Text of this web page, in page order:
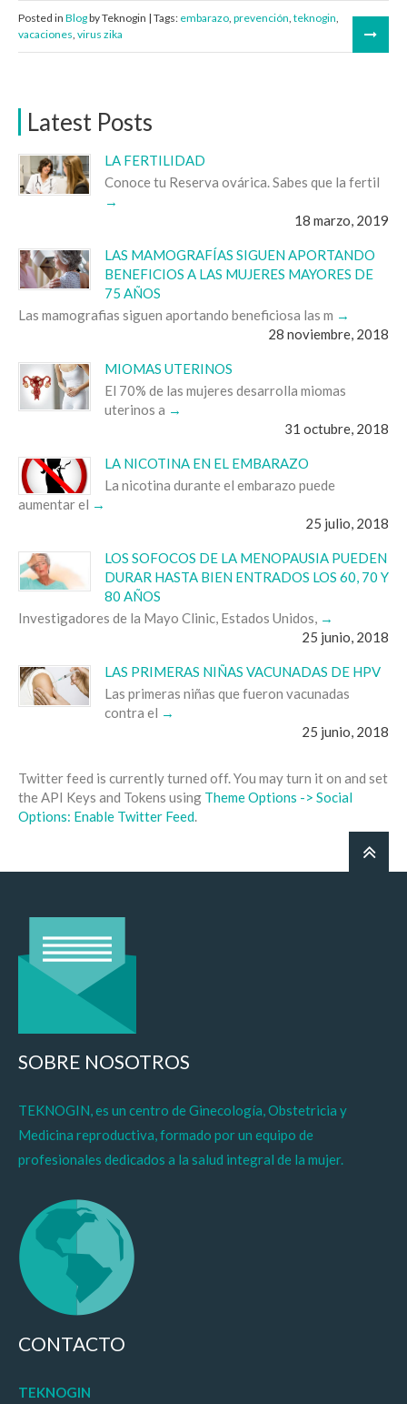
Latest Posts
LA FERTILIDAD
Conoce tu Reserva ovárica. Sabes que la fertil
18 marzo, 2019
LAS MAMOGRAFÍAS SIGUEN APORTANDO
BENEFICIOS A LAS MUJERES MAYORES DE
75 AÑOS
Las mamografias siguen aportando beneficiosa las m
28 noviembre, 2018
MIOMAS UTERINOS
El 70% de las mujeres desarrolla miomas
uterinos a
31 octubre, 2018
LA NICOTINA EN EL EMBARAZO
La nicotina durante el embarazo puede
aumentar el
25 julio, 2018
LOS SOFOCOS DE LA MENOPAUSIA PUEDEN
DURAR HASTA BIEN ENTRADOS LOS 60, 70 Y
80 AÑOS
Investigadores de la Mayo Clinic, Estados Unidos,
25 junio, 2018
LAS PRIMERAS NIÑAS VACUNADAS DE HPV
Las primeras niñas que fueron vacunadas
contra el
25 junio, 2018
Twitter feed is currently turned off. You may turn it on and set
the API Keys and Tokens using Theme Options -> Social
Options: Enable Twitter Feed
Posted in Blogby Teknogin | Tags: embarazo, prevención, teknogin,
vacaciones, virus zika
SOBRE NOSOTROS
TEKNOGIN, es un centro de Ginecología, Obstetricia y
Medicina reproductiva, formado por un equipo de
profesionales dedicados a la salud integral de la mujer.
CONTACTO
TEKNOGIN